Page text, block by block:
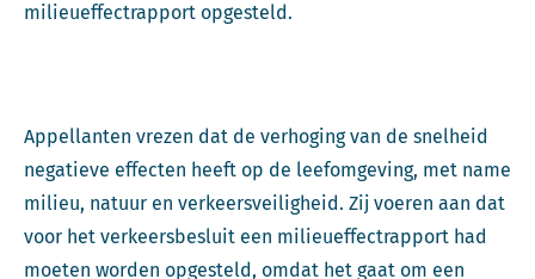
milieueffectrapport opgesteld.
Appellanten vrezen dat de verhoging van de snelheid
negatieve effecten heeft op de leefomgeving, met name
milieu, natuur en verkeersveiligheid. Zij voeren aan dat
voor het verkeersbesluit een milieueffectrapport had
moeten worden opgesteld, omdat het gaat om een